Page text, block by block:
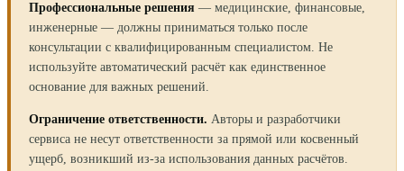
Профессиональные решения — медицинские, финансовые,
инженерные — должны приниматься только после
консультации с квалифицированным специалистом. Не
используйте автоматический расчёт как единственное
основание для важных решений.
Ограничение ответственности. Авторы и разработчики
сервиса не несут ответственности за прямой или косвенный
ущерб, возникший из-за использования данных расчётов.